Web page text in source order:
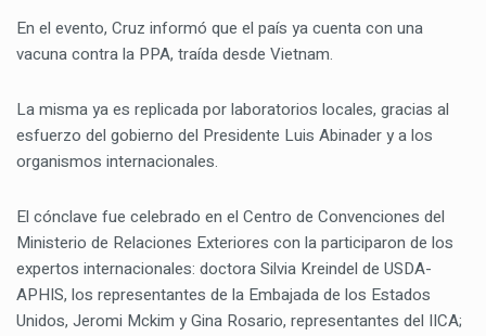
En el evento, Cruz informó que el país ya cuenta con una
vacuna contra la PPA, traída desde Vietnam.
La misma ya es replicada por laboratorios locales, gracias al
esfuerzo del gobierno del Presidente Luis Abinader y a los
organismos internacionales.
El cónclave fue celebrado en el Centro de Convenciones del
Ministerio de Relaciones Exteriores con la participaron de los
expertos internacionales: doctora Silvia Kreindel de USDA-
APHIS, los representantes de la Embajada de los Estados
Unidos, Jeromi Mckim y Gina Rosario, representantes del IICA;